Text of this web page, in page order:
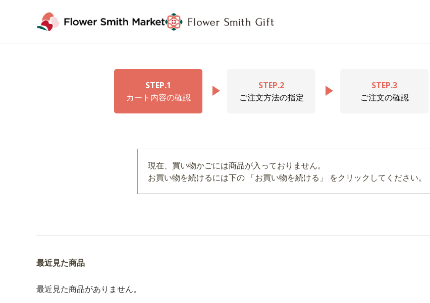
STEP.1
カート内容の確認
STEP.2
ご注文方法の指定
STEP.3
ご注文の確認
現在、買い物かごには商品が入っておりません。
お買い物を続けるには下の 「お買い物を続ける」 をクリックしてください。
最近見た商品
最近見た商品がありません。